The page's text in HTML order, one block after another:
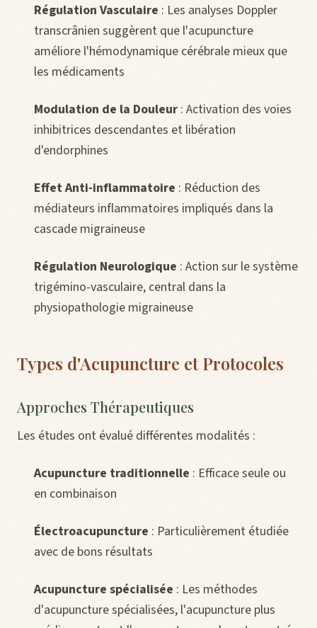
Régulation Vasculaire : Les analyses Doppler
transcrânien suggèrent que l'acupuncture
améliore l'hémodynamique cérébrale mieux que
les médicaments
Modulation de la Douleur : Activation des voies
inhibitrices descendantes et libération
d'endorphines
Effet Anti-inflammatoire : Réduction des
médiateurs inflammatoires impliqués dans la
cascade migraineuse
Régulation Neurologique : Action sur le système
trigémino-vasculaire, central dans la
physiopathologie migraineuse
Types d'Acupuncture et Protocoles
Approches Thérapeutiques
Les études ont évalué différentes modalités :
Acupuncture traditionnelle : Efficace seule ou
en combinaison
Électroacupuncture : Particulièrement étudiée
avec de bons résultats
Acupuncture spécialisée : Les méthodes
d'acupuncture spécialisées, l'acupuncture plus